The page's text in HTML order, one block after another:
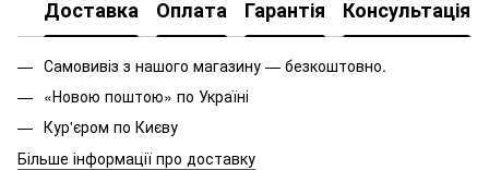
Доставка Оплата Гарантія Консультація
Самовивіз з нашого магазину — безкоштовно.
«Новою поштою» по Україні
Кур'єром по Києву
Більше інформації про доставку